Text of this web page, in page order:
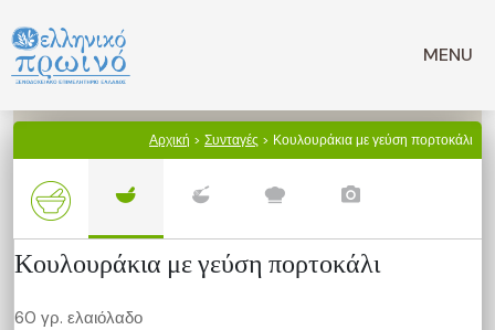
σε
περιεχόμενο
MENU
Αρχική > Συνταγές > Κουλουράκια με γεύση πορτοκάλι
Κουλουράκια με γεύση πορτοκάλι
60 γρ. ελαιόλαδο